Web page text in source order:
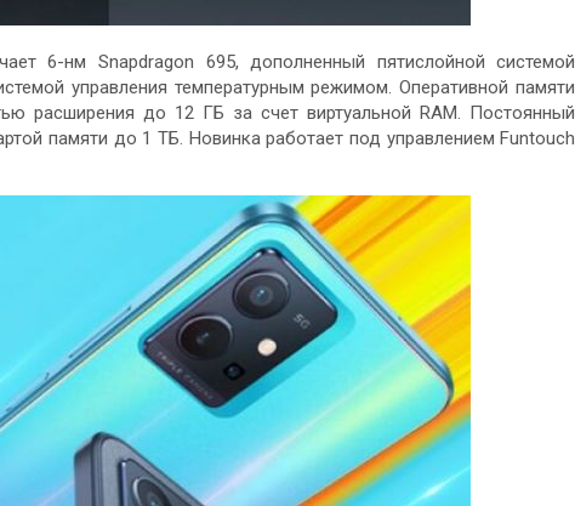
6-нм Snapdragon 695, дополненный пятислойной системой
управления температурным режимом. Оперативной памяти
расширения до 12 ГБ за счет виртуальной RAM. Постоянный
памяти до 1 ТБ. Новинка работает под управлением Funtouch